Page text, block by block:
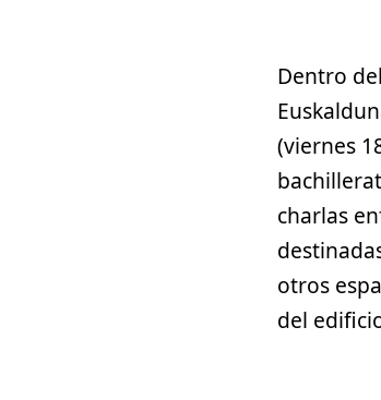
Dentro
(viernes
charlas
otros
del